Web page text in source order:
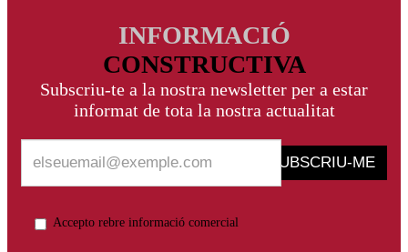
INFORMACIÓ
CONSTRUCTIVA
Subscriu-te a la nostra newsletter per a estar
informat de tota la nostra actualitat
SUBSCRIU-ME
Accepto rebre informació comercial